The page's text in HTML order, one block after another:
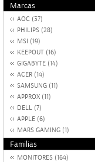
Marcas
AOC (37)
PHILIPS (28)
MSI (19)
KEEPOUT (16)
GIGABYTE (14)
ACER (14)
SAMSUNG (11)
APPROX (11)
DELL (7)
APPLE (6)
MARS GAMING (1)
Familias
MONITORES (164)